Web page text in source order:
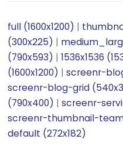
full (1600x1200) |
(300x225) |
(790x593) |1536x1536
(1600x1200) |screenr-
screenr-blog-grid
(790x400) |screenr-
screenr-thumbnail-
default (272x182)